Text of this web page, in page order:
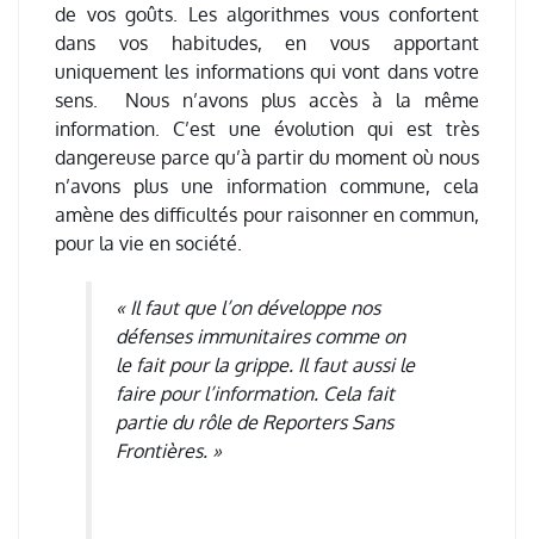
de vos goûts. Les algorithmes vous confortent
dans vos habitudes, en vous apportant
uniquement les informations qui vont dans votre
sens. Nous n’avons plus accès à la même
information. C’est une évolution qui est très
dangereuse parce qu’à partir du moment où nous
n’avons plus une information commune, cela
amène des difficultés pour raisonner en commun,
pour la vie en société.
« Il faut que l’on développe nos
défenses immunitaires comme on
le fait pour la grippe. Il faut aussi le
faire pour l’information. Cela fait
partie du rôle de Reporters Sans
Frontières. »